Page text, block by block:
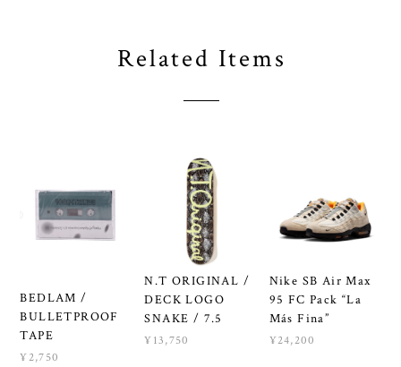
Related Items
BEDLAM /
BULLETPROOF
TAPE
¥2,750
N.T ORIGINAL /
DECK LOGO
SNAKE / 7.5
¥13,750
Nike SB Air Max
95 FC Pack “La
Más Fina”
¥24,200